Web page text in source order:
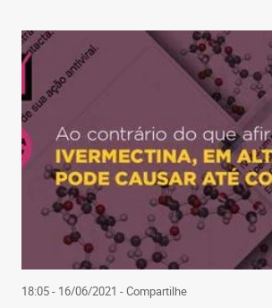
18:05 - 16/06/2021 - Compartilhe